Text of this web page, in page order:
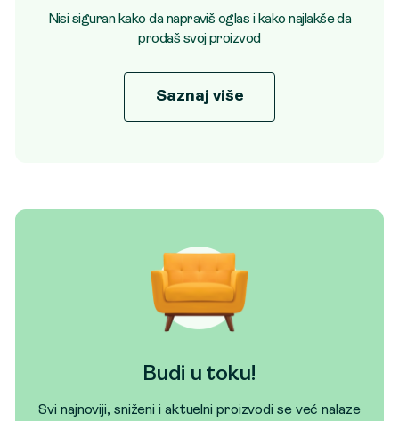
Nisi siguran kako da napraviš oglas i kako najlakše da
prodaš svoj proizvod
Saznaj više
Budi u toku!
Svi najnoviji, sniženi i aktuelni proizvodi se već nalaze